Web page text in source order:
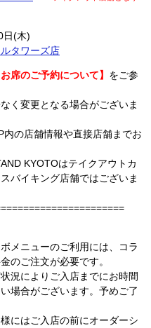
日(木)
タワーズ店
お席のご予約について】 をご参
く変更となる場合がございま
の店舗情報や直接店舗までお
KYOTOはテイクアウトカ
バイキング店舗ではございま
メニューのご利用には、コラ
のご注文が必要です。
況によりご入店までにお時間
場合がございます。予めご了
にはご入店の前にオーダーシ